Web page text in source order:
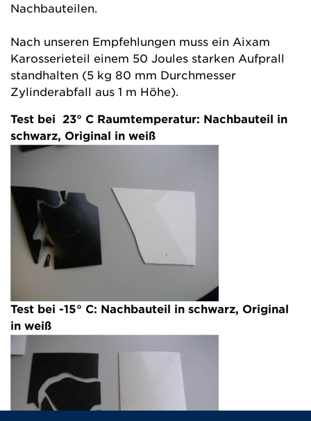
Nachbauteilen.
Nach unseren Empfehlungen muss ein Aixam
Karosserieteil einem 50 Joules starken Aufprall
standhalten (5 kg 80 mm Durchmesser
Zylinderabfall aus 1 m Höhe).
Test bei 23° C Raumtemperatur: Nachbauteil in
schwarz, Original in weiß
Test bei -15° C: Nachbauteil in schwarz, Original
in weiß